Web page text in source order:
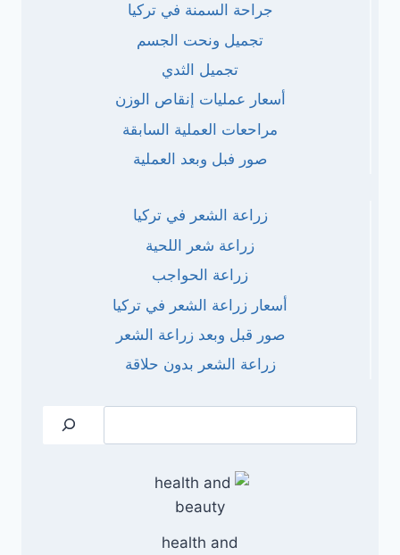
جراحة السمنة في تركيا
تجميل ونحت الجسم
تجميل الثدي
أسعار عمليات إنقاص الوزن
مراحعات العملية السابقة
صور فبل وبعد العملية
زراعة الشعر في تركيا
زراعة شعر اللحية
زراعة الحواجب
أسعار زراعة الشعر في تركيا
صور قبل وبعد زراعة الشعر
زراعة الشعر بدون حلاقة
health and